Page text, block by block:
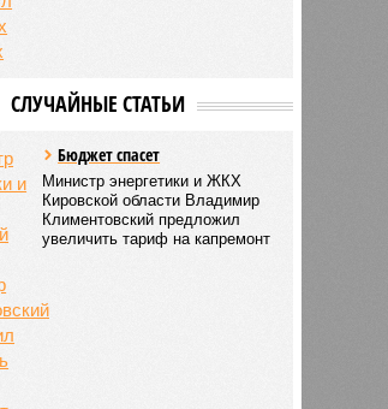
СЛУЧАЙНЫЕ СТАТЬИ
Бюджет спасет
Министр энергетики и ЖКХ
Кировской области Владимир
Климентовский предложил
увеличить тариф на капремонт